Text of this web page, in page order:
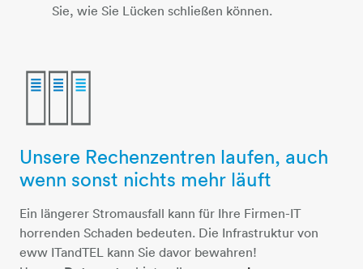
Sie, wie Sie Lücken schließen können.
3-datentuerme
Unsere Rechenzentren laufen, auch
wenn sonst nichts mehr läuft
Ein längerer Stromausfall kann für Ihre Firmen-IT
horrenden Schaden bedeuten. Die Infrastruktur von
eww ITandTEL kann Sie davor bewahren!